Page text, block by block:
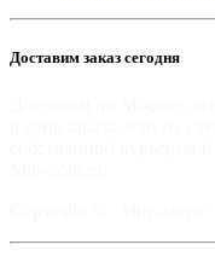
Доставим заказ сегодня